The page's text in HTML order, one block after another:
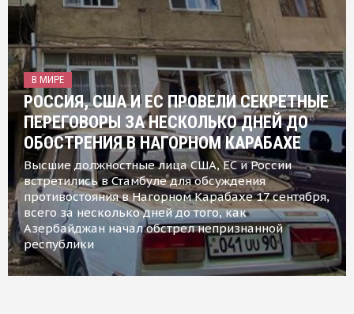
В МИРЕ
РОССИЯ, США И ЕС ПРОВЕЛИ СЕКРЕТНЫЕ
ПЕРЕГОВОРЫ ЗА НЕСКОЛЬКО ДНЕЙ ДО
ОБОСТРЕНИЯ В НАГОРНОМ КАРАБАХЕ
Высшие должностные лица США, ЕС и России
встретились в Стамбуле для обсуждения
противостояния в Нагорном Карабахе 17 сентября,
всего за несколько дней до того, как
Азербайджан начал обстрел непризнанной
республики